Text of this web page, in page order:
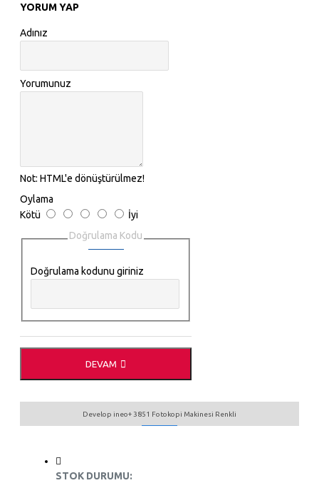
YORUM YAP
Adınız
Yorumunuz
Not: HTML'e dönüştürülmez!
Oylama
Kötü
İyi
Doğrulama Kodu
Doğrulama kodunu giriniz
DEVAM
Develop ineo+ 3851 Fotokopi Makinesi Renkli
STOK DURUMU: